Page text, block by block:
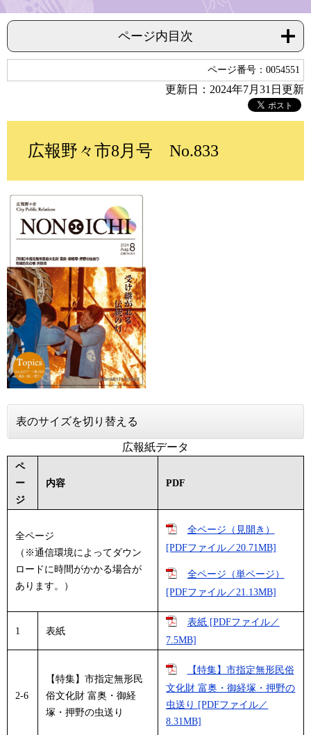
ページ内目次
ページ番号：0054551
更新日：2024年7月31日更新
広報野々市8月号 No.833
表のサイズを切り替える
広報紙データ
ペ
ー
ジ
内容 PDF
全ページ
（※通信環境によってダウン
ロードに時間がかかる場合が
あります。）
全ページ（見開き）
[PDFファイル／20.71MB]
全ページ（単ページ）
[PDFファイル／21.13MB]
1 表紙
表紙 [PDFファイル／
7.5MB]
2-6
【特集】市指定無形民
俗文化財 富奥・御経
塚・押野の虫送り
【特集】市指定無形民俗
文化財 富奥・御経塚・押野の
虫送り [PDFファイル／
8.31MB]